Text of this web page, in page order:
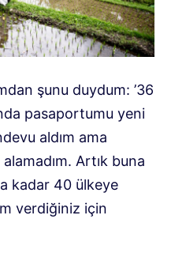
şunu duydum: ’36
pasaportumu yeni
aldım ama
Artık buna
kadar 40 ülkeye
verdiğiniz için